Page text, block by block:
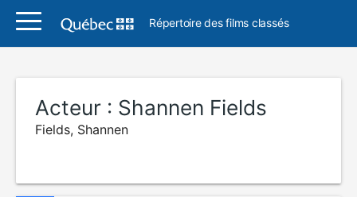
Répertoire des films classés
Acteur : Shannen Fields
Fields, Shannen